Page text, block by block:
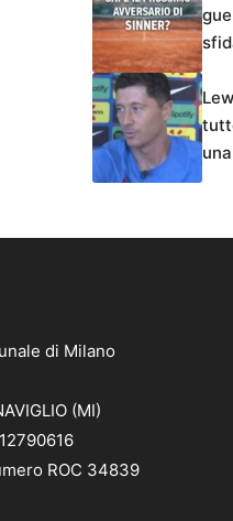
di Milano
(MI)
ROC 34839